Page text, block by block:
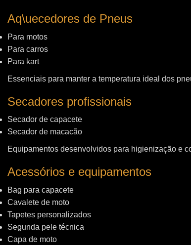
Aq\uecedores de Pneus
Para motos
Para carros
Para kart
Essenciais para manter a temperatura ideal dos
Secadores profissionais
Secador de capacete
Secador de macacão
Equipamentos desenvolvidos para higienização e
Acessórios e equipamentos
Bag para capacete
Cavalete de moto
Tapetes personalizados
Segunda pele técnica
Capa de moto